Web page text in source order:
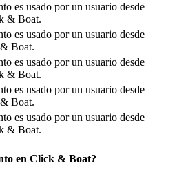
es usado por un usuario desde
& Boat.
es usado por un usuario desde
Boat.
es usado por un usuario desde
& Boat.
es usado por un usuario desde
Boat.
es usado por un usuario desde
& Boat.
en Click & Boat?